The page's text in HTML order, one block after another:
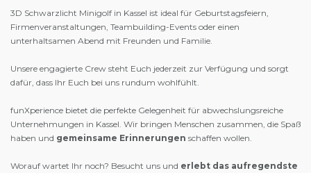
3D Schwarzlicht Minigolf in Kassel ist ideal für Geburtstagsfeiern,
Firmenveranstaltungen, Teambuilding-Events oder einen
unterhaltsamen Abend mit Freunden und Familie.
Unsere engagierte Crew steht Euch jederzeit zur Verfügung und sorgt
dafür, dass Ihr Euch bei uns rundum wohlfühlt.
funXperience bietet die perfekte Gelegenheit für abwechslungsreiche
Unternehmungen in Kassel. Wir bringen Menschen zusammen, die Spaß
haben und gemeinsame Erinnerungen schaffen wollen.
Worauf wartet Ihr noch? Besucht uns und erlebt das aufregendste